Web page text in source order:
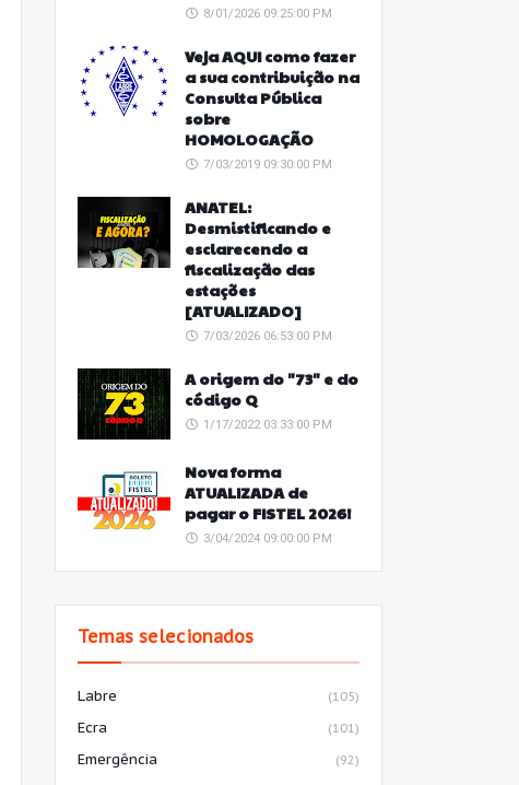
8/01/2026 09:25:00 PM
Veja AQUI como fazer
a sua contribuição na
Consulta Pública
sobre
HOMOLOGAÇÃO
7/03/2019 09:30:00 PM
ANATEL:
Desmistificando e
esclarecendo a
fiscalização das
estações
[ATUALIZADO]
7/03/2026 06:53:00 PM
A origem do "73" e do
código Q
1/17/2022 03:33:00 PM
Nova forma
ATUALIZADA de
pagar o FISTEL 2026!
3/04/2024 09:00:00 PM
Temas selecionados
Labre (105)
Ecra (101)
Emergência (92)